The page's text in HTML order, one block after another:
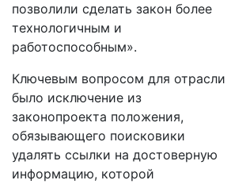
позволили сделать закон более
технологичным и
работоспособным».
Ключевым вопросом для отрасли
было исключение из
законопроекта положения,
обязывающего поисковики
удалять ссылки на достоверную
информацию, которой